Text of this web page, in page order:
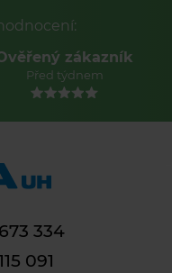
zákazník
Před týdnem
334
091